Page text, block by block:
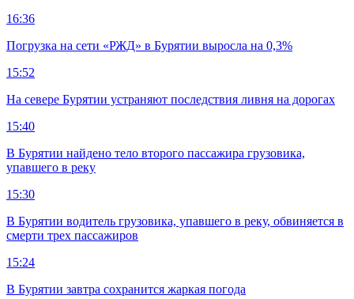
16:36
Погрузка на сети «РЖД» в Бурятии выросла на 0,3%
15:52
На севере Бурятии устраняют последствия ливня на дорогах
15:40
В Бурятии найдено тело второго пассажира грузовика,
упавшего в реку
15:30
В Бурятии водитель грузовика, упавшего в реку, обвиняется в
смерти трех пассажиров
15:24
В Бурятии завтра сохранится жаркая погода